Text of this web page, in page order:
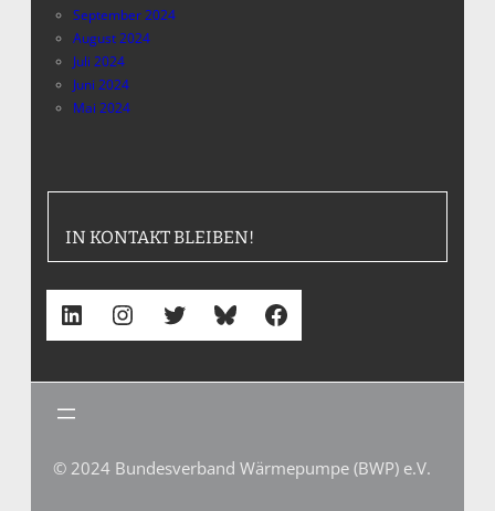
September 2024
August 2024
Juli 2024
Juni 2024
Mai 2024
IN KONTAKT BLEIBEN!
LinkedIn Instagram Twitter Bluesky Facebook
© 2024 Bundesverband Wärmepumpe (BWP) e.V.